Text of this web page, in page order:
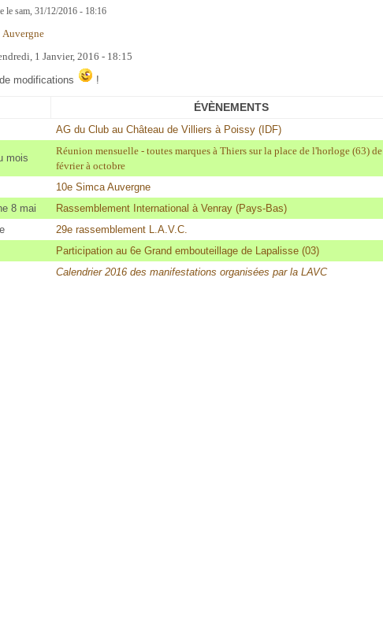
lesam, 31/12/2016 - 18:16
Auvergne
1 Janvier, 2016 - 18:15
modifications !
ÉVÈNEMENTS
AG du Club au Château de Villiers à Poissy (IDF)
mois
Réunion mensuelle - toutes marques à Thiers sur la place de l'horloge (63) de
février à octobre
10e Simca Auvergne
8 mai
Rassemblement International à Venray (Pays-Bas)
29e rassemblement L.A.V.C.
Participation au 6e Grand embouteillage de Lapalisse (03)
Calendrier 2016 des manifestations organisées par la LAVC